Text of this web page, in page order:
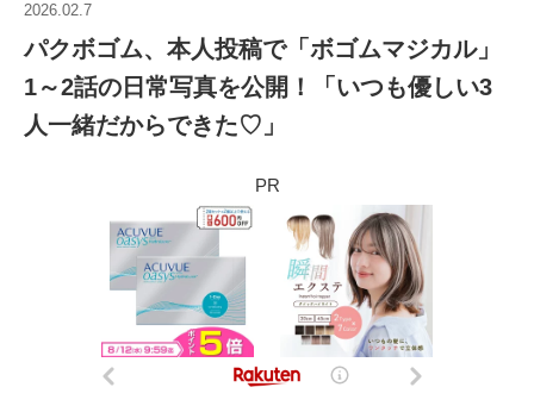
2026.02.7
パクボゴム、本人投稿で「ボゴムマジカル」
1～2話の日常写真を公開！「いつも優しい3
人一緒だからできた♡」
PR